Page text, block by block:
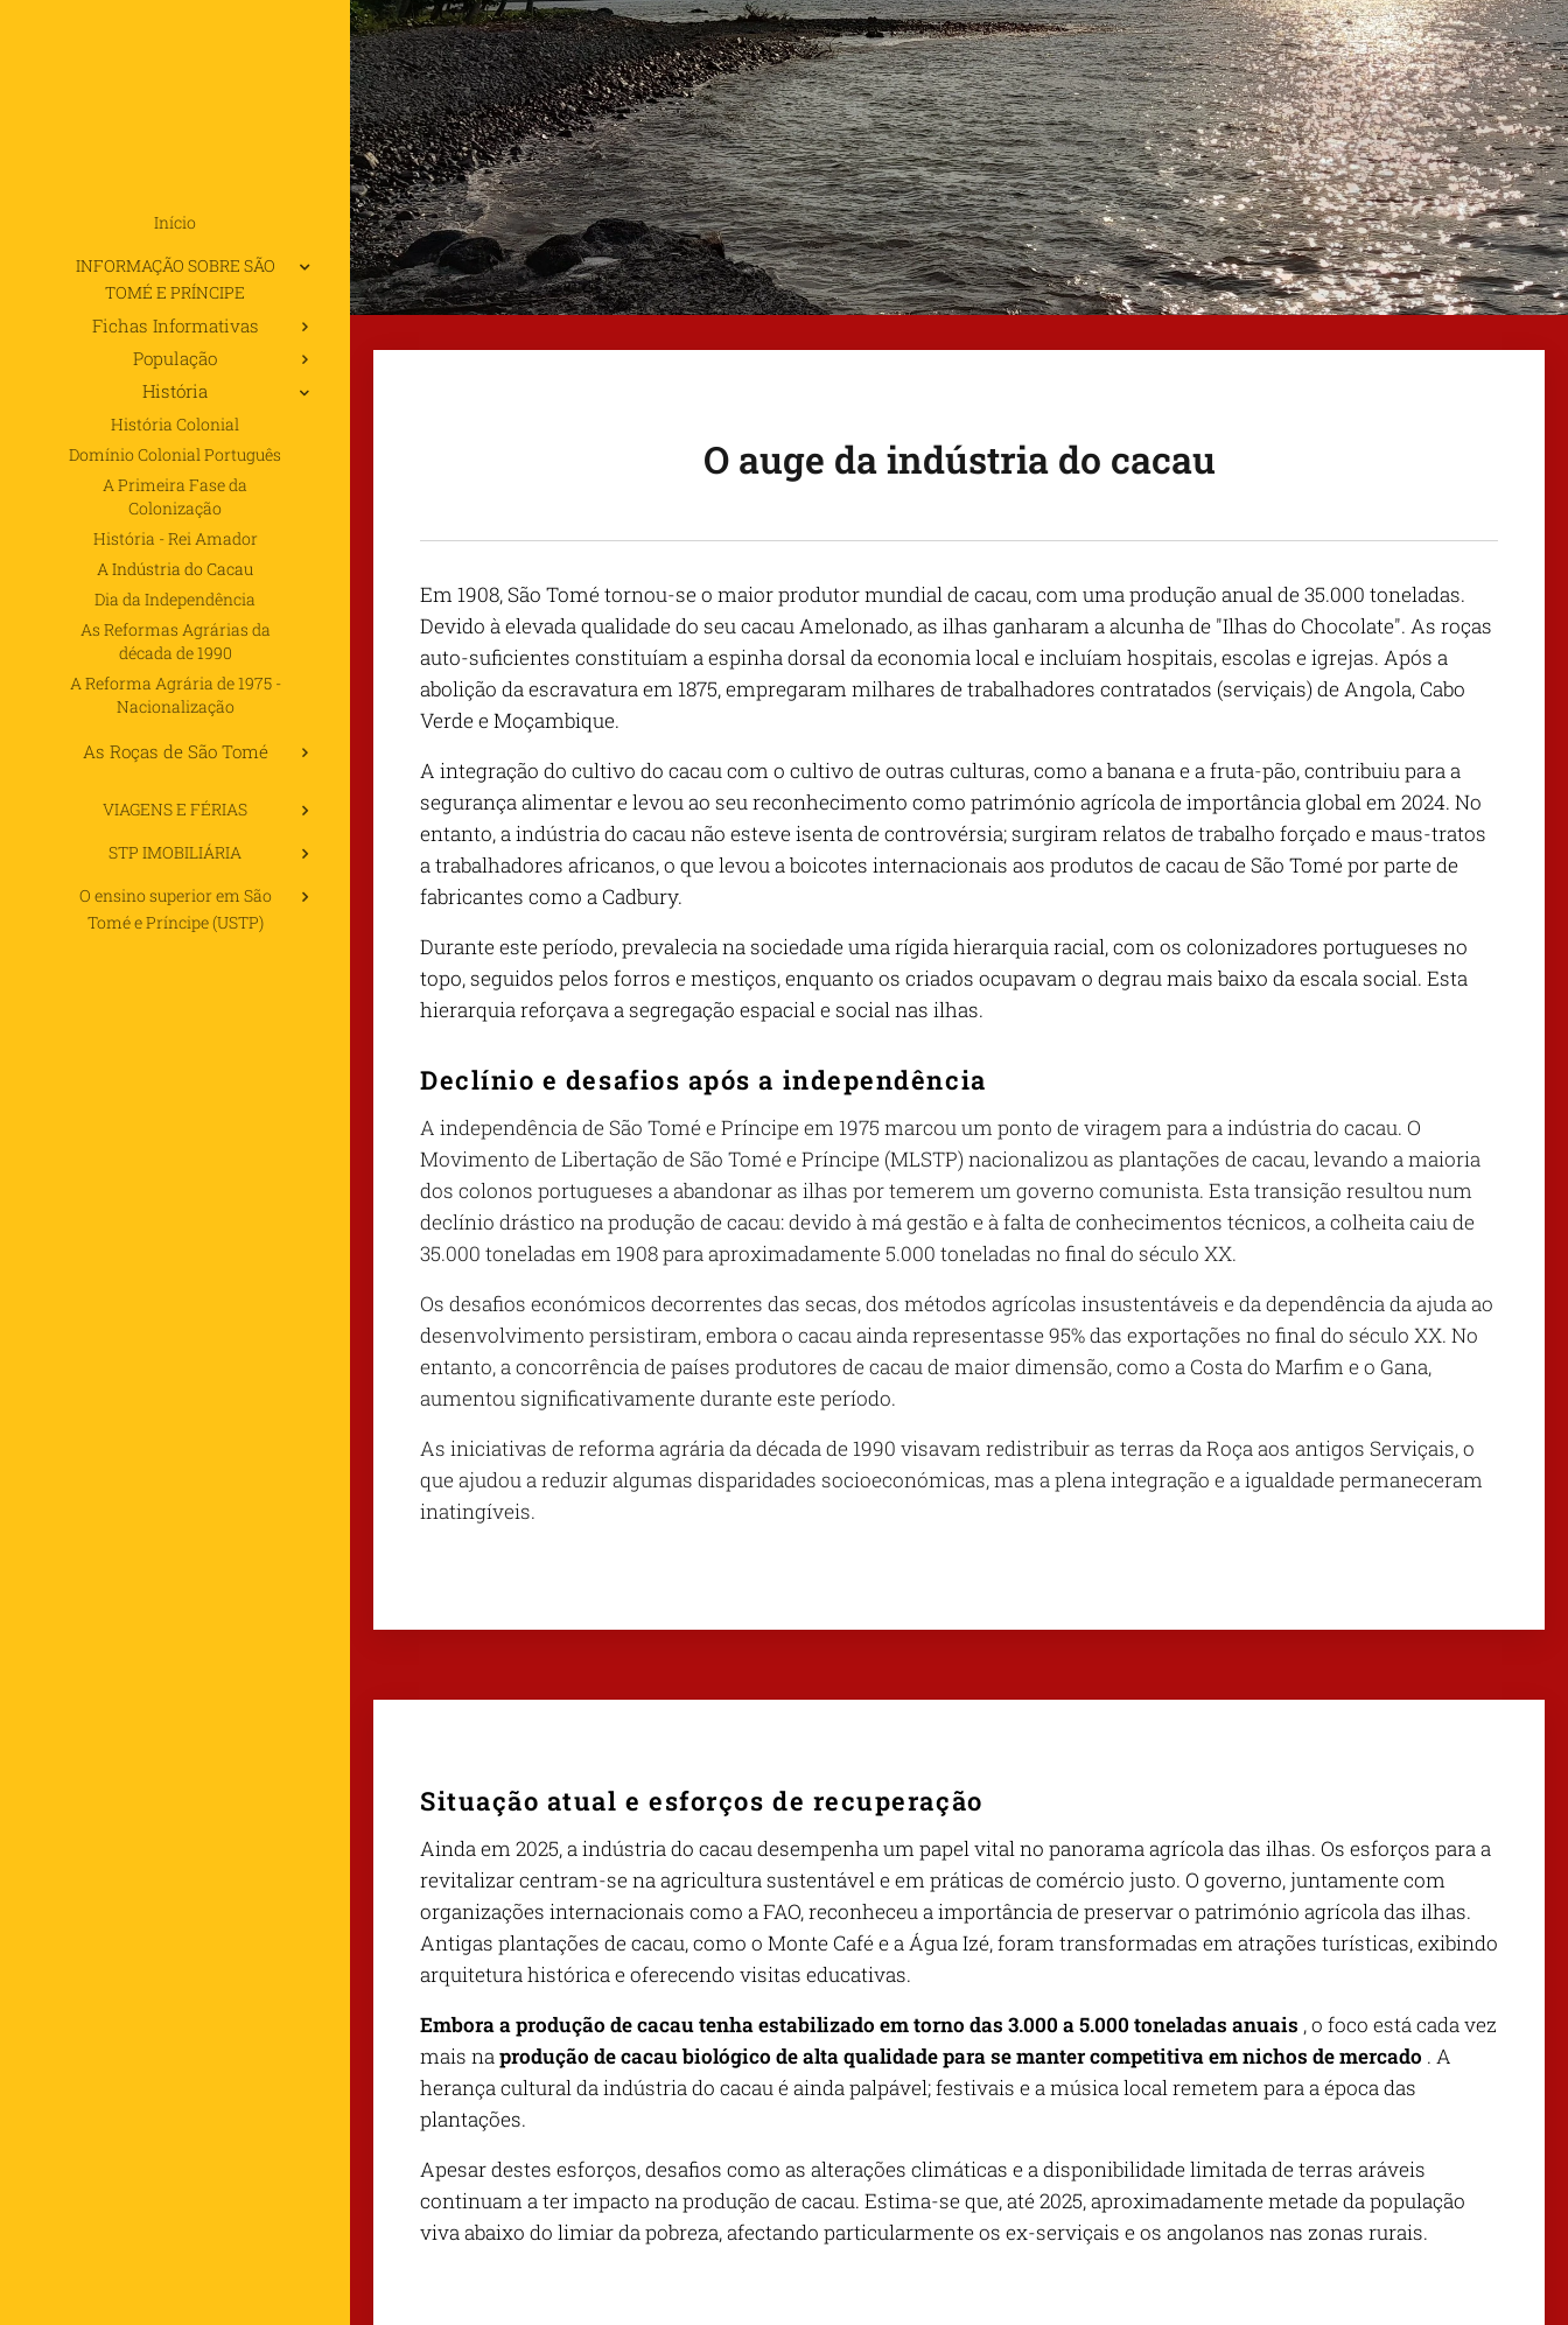
Início
INFORMAÇÃO SOBRE SÃO
TOMÉ E PRÍNCIPE
Fichas Informativas
População
História
História Colonial
Domínio Colonial Português
A Primeira Fase da
Colonização
História - Rei Amador
A Indústria do Cacau
Dia da Independência
As Reformas Agrárias da
década de 1990
A Reforma Agrária de 1975 -
Nacionalização
As Roças de São Tomé
VIAGENS E FÉRIAS
STP IMOBILIÁRIA
O ensino superior em São
Tomé e Príncipe (USTP)
O auge da indústria do cacau
Em 1908, São Tomé tornou-se o maior produtor mundial de cacau, com uma produção anual de 35.000 toneladas.
Devido à elevada qualidade do seu cacau Amelonado, as ilhas ganharam a alcunha de "Ilhas do Chocolate". As roças
auto-suficientes constituíam a espinha dorsal da economia local e incluíam hospitais, escolas e igrejas. Após a
abolição da escravatura em 1875, empregaram milhares de trabalhadores contratados (serviçais) de Angola, Cabo
Verde e Moçambique.
A integração do cultivo do cacau com o cultivo de outras culturas, como a banana e a fruta-pão, contribuiu para a
segurança alimentar e levou ao seu reconhecimento como património agrícola de importância global em 2024. No
entanto, a indústria do cacau não esteve isenta de controvérsia; surgiram relatos de trabalho forçado e maus-tratos
a trabalhadores africanos, o que levou a boicotes internacionais aos produtos de cacau de São Tomé por parte de
fabricantes como a Cadbury.
Durante este período, prevalecia na sociedade uma rígida hierarquia racial, com os colonizadores portugueses no
topo, seguidos pelos forros e mestiços, enquanto os criados ocupavam o degrau mais baixo da escala social. Esta
hierarquia reforçava a segregação espacial e social nas ilhas.
Declínio e desafios após a independência
A independência de São Tomé e Príncipe em 1975 marcou um ponto de viragem para a indústria do cacau. O
Movimento de Libertação de São Tomé e Príncipe (MLSTP) nacionalizou as plantações de cacau, levando a maioria
dos colonos portugueses a abandonar as ilhas por temerem um governo comunista. Esta transição resultou num
declínio drástico na produção de cacau: devido à má gestão e à falta de conhecimentos técnicos, a colheita caiu de
35.000 toneladas em 1908 para aproximadamente 5.000 toneladas no final do século XX.
Os desafios económicos decorrentes das secas, dos métodos agrícolas insustentáveis ​​e da dependência da ajuda ao
desenvolvimento persistiram, embora o cacau ainda representasse 95% das exportações no final do século XX. No
entanto, a concorrência de países produtores de cacau de maior dimensão, como a Costa do Marfim e o Gana,
aumentou significativamente durante este período.
As iniciativas de reforma agrária da década de 1990 visavam redistribuir as terras da Roça aos antigos Serviçais, o
que ajudou a reduzir algumas disparidades socioeconómicas, mas a plena integração e a igualdade permaneceram
inatingíveis.
Situação atual e esforços de recuperação
Ainda em 2025, a indústria do cacau desempenha um papel vital no panorama agrícola das ilhas. Os esforços para a
revitalizar centram-se na agricultura sustentável e em práticas de comércio justo. O governo, juntamente com
organizações internacionais como a FAO, reconheceu a importância de preservar o património agrícola das ilhas.
Antigas plantações de cacau, como o Monte Café e a Água Izé, foram transformadas em atrações turísticas, exibindo
arquitetura histórica e oferecendo visitas educativas.
Embora a produção de cacau tenha estabilizado em torno das 3.000 a 5.000 toneladas anuais , o foco está cada vez
mais naprodução de cacau biológico de alta qualidade para se manter competitiva em nichos de mercado . A
herança cultural da indústria do cacau é ainda palpável; festivais e a música local remetem para a época das
plantações.
Apesar destes esforços, desafios como as alterações climáticas e a disponibilidade limitada de terras aráveis ​​
continuam a ter impacto na produção de cacau. Estima-se que, até 2025, aproximadamente metade da população
viva abaixo do limiar da pobreza, afectando particularmente os ex-serviçais e os angolanos nas zonas rurais.